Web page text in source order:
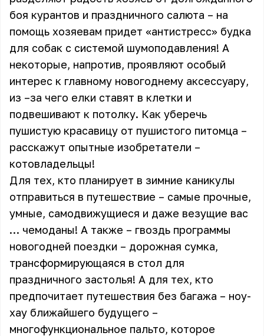
боя курантов и праздничного салюта – на
помощь хозяевам придет «антистресс» будка
для собак с системой шумоподавления! А
некоторые, напротив, проявляют особый
интерес к главному новогоднему аксессуару,
из –за чего елки ставят в клетки и
подвешивают к потолку. Как уберечь
пушистую красавицу от пушистого питомца –
расскажут опытные изобретатели –
котовладельцы!
Для тех, кто планирует в зимние каникулы
отправиться в путешествие – самые прочные,
умные, самодвижущиеся и даже везущие вас
… чемоданы! А также – гвоздь программы
новогодней поездки – дорожная сумка,
трансформирующаяся в стол для
праздничного застолья! А для тех, кто
предпочитает путешествия без багажа – ноу-
хау ближайшего будущего –
многофункциональное пальто, которое